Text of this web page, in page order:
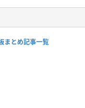
まとめ記事一覧